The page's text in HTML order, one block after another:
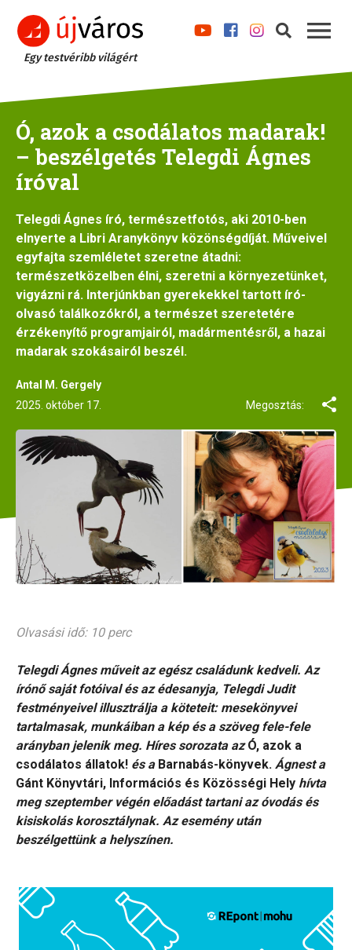
Egy testvéribb világért
Ó, azok a csodálatos madarak!
– beszélgetés Telegdi Ágnes
íróval
Telegdi Ágnes író, természetfotós, aki 2010-ben
elnyerte a Libri Aranykönyv közönségdíját. Műveivel
egyfajta szemléletet szeretne átadni:
természetközelben élni, szeretni a környezetünket,
vigyázni rá. Interjúnkban gyerekekkel tartott író-
olvasó találkozókról, a természet szeretetére
érzékenyítő programjairól, madármentésről, a hazai
madarak szokásairól beszél.
Antal M. Gergely
2025. október 17.
Megosztás:
Olvasási idő: 10 perc
Telegdi Ágnes műveit az egész családunk kedveli. Az
írónő saját fotóival és az édesanyja, Telegdi Judit
festményeivel illusztrálja a köteteit: mesekönyvei
tartalmasak, munkáiban a kép és a szöveg fele-fele
arányban jelenik meg. Híres sorozata azÓ, azok a
csodálatos állatok! és a Barnabás-könyvek. Ágnest a
Gánt Könyvtári, Információs és Közösségi Hely hívta
meg szeptember végén előadást tartani az óvodás és
kisiskolás korosztálynak. Az esemény után
beszélgettünk a helyszínen.